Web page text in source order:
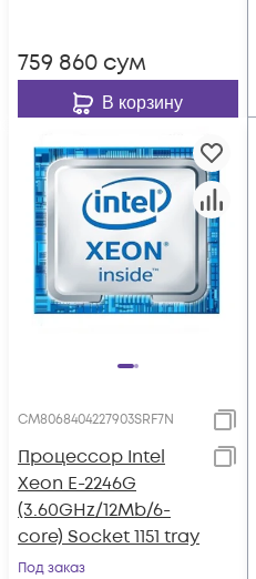
759 860 сум
В корзину
CM8068404227903SRF7N
Процессор Intel
Xeon E-2246G
(3.60GHz/12Mb/6-
core) Socket 1151 tray
Под заказ